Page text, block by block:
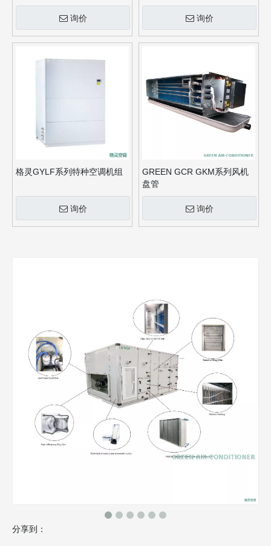
询价 询价
格灵GYLF系列特种空调机组
询价
GREEN GCR GKM系列风机
盘管
询价
分享到：